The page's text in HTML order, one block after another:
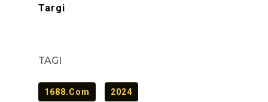
Targi
TAGI
1688.com 2024